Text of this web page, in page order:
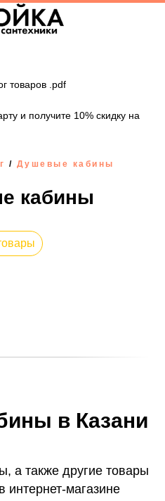
товаров .pdf
и получите 10% скидку на
/ Душевые кабины
кабины
в Казани
а также другие товары
магазине